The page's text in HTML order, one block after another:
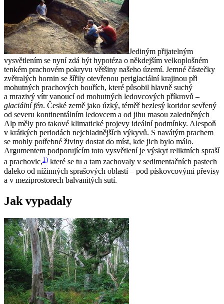
Jediným přijatelným
vysvětlením se nyní zdá být hypotéza o někdejším velkoplošném
tenkém prachovém pokryvu většiny našeho území. Jemné částečky
zvětralých hornin se šířily otevřenou periglaciální krajinou při
mohutných prachových bouřích, které působil hlavně suchý
a mrazivý vítr vanoucí od mohutných ledovcových příkrovů –
glaciální fén. České země jako úzký, téměř bezlesý koridor sevřený
od severu kontinentálním ledovcem a od jihu masou zaledněných
Alp měly pro takové klimatické projevy ideální podmínky. Alespoň
v krátkých periodách nejchladnějších výkyvů. S navátým prachem
se mohly potřebné živiny dostat do míst, kde jich bylo málo.
Argumentem podporujícím toto vysvětlení je výskyt reliktních spraší
a prachovic,1) které se tu a tam zachovaly v sedimentačních pastech
daleko od nížinných sprašových oblastí – pod pískovcovými převisy
a v meziprostorech balvanitých sutí.
Jak vypadaly